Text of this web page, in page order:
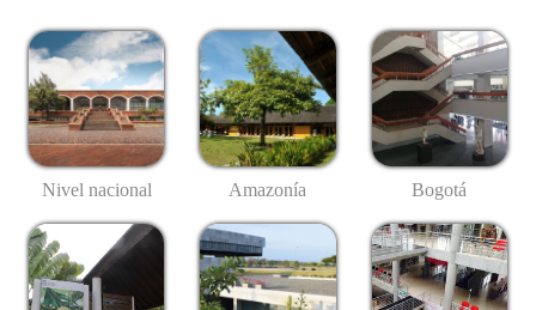
Nivel nacional Amazonía Bogotá